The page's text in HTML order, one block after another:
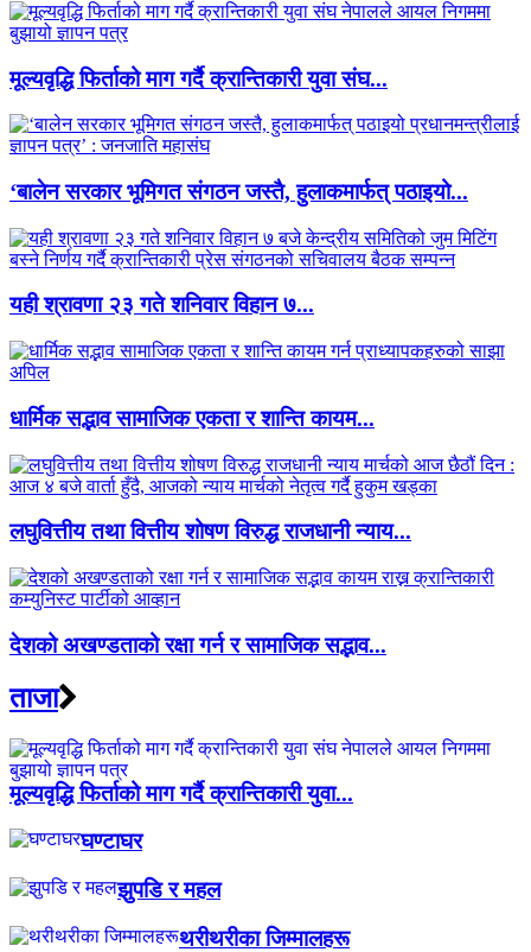
मूल्यवृद्धि फिर्ताको माग गर्दै क्रान्तिकारी युवा संघ...
‘बालेन सरकार भूमिगत संगठन जस्तै, हुलाकमार्फत् पठाइयो...
यही श्रावणा २३ गते शनिवार विहान ७...
धार्मिक सद्भाव सामाजिक एकता र शान्ति कायम...
लघुवित्तीय तथा वित्तीय शोषण विरुद्ध राजधानी न्याय...
देशको अखण्डताको रक्षा गर्न र सामाजिक सद्भाव...
ताजा
मूल्यवृद्धि फिर्ताको माग गर्दै क्रान्तिकारी युवा...
घण्टाघर
झुपडि र महल
थरीथरीका जिम्मालहरू